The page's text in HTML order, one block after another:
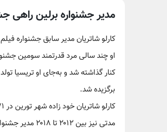
مدیر جشنواره برلین راهی
کارلو شاتریان مدیر سابق جشنواره
او چند سالی مرد قدرتمند سومین
برگزیده شد.